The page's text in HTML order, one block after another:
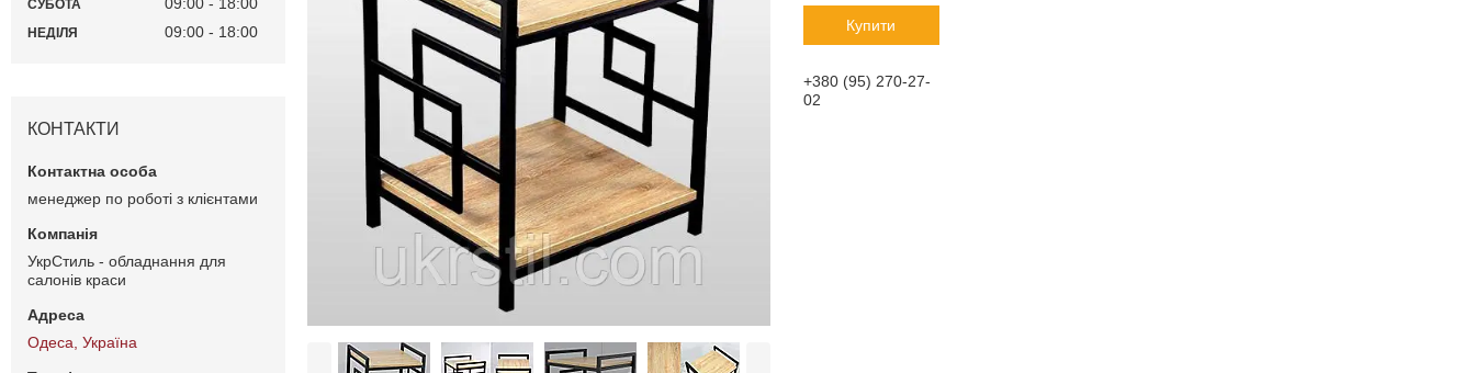
Купити
+380 (95) 270-27-
02
СУБОТА
НЕДІЛЯ 09:00 18:00
КОНТАКТИ
менеджер по роботі з клієнтами
УкрСтиль - обладнання для
салонів краси
Одеса, Україна